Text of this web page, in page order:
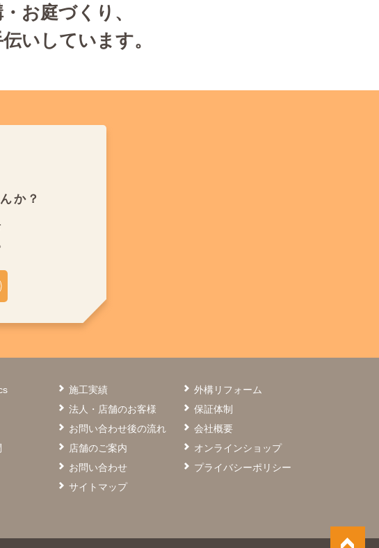
お庭づくり、
いしています。
か？
施工実績
法人・店舗のお客様
お問い合わせ後の流れ
店舗のご案内
お問い合わせ
サイトマップ
外構リフォーム
保証体制
会社概要
オンラインショップ
プライバシーポリシー